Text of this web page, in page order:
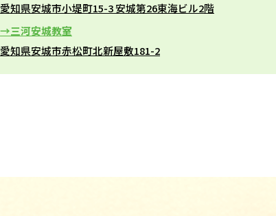
愛知県安城市小堤町15-3 安城第26東海ビル2階
三河安城教室
愛知県安城市赤松町北新屋敷181-2